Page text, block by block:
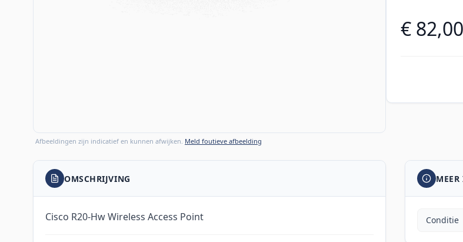
Afbeeldingen zijn indicatief en kunnen afwijken. Meld foutieve afbeelding
€ 82,00
OMSCHRIJVING
Cisco R20-Hw Wireless Access Point Conditie